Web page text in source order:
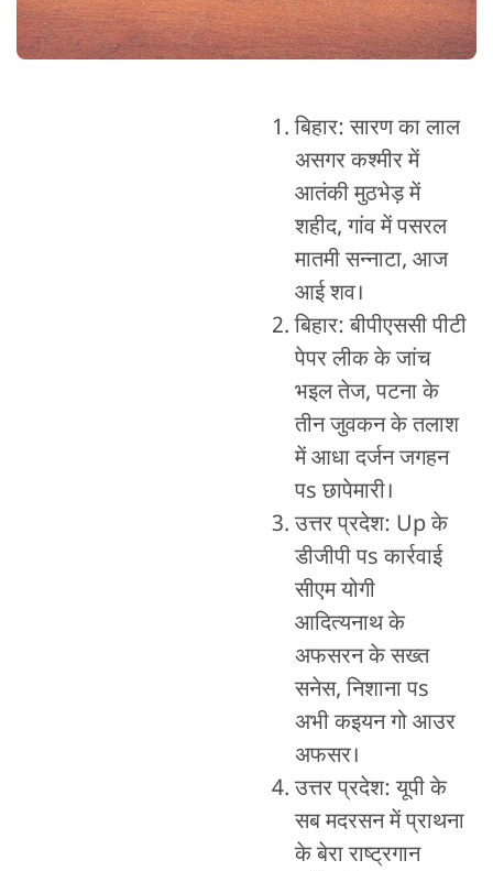
बिहार: सारण का लाल
असगर कश्मीर में
आतंकी मुठभेड़ में
शहीद, गांव में पसरल
मातमी सन्नाटा, आज
आई शव।
बिहार: बीपीएससी पीटी
पेपर लीक के जांच
भइल तेज, पटना के
तीन जुवकन के तलाश
में आधा दर्जन जगहन
पs छापेमारी।
उत्तर प्रदेश: Up के
डीजीपी पs कार्रवाई
सीएम योगी
आदित्यनाथ के
अफसरन के सख्त
सनेस, निशाना पs
अभी कइयन गो आउर
अफसर।
उत्तर प्रदेश: यूपी के
सब मदरसन में प्राथना
के बेरा राष्ट्रगान